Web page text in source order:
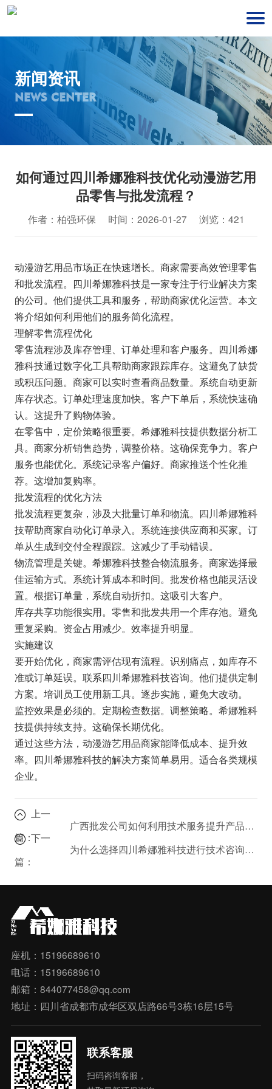
新闻资讯
NEWS CENTER
如何通过四川希娜雅科技优化动漫游艺用
品零售与批发流程？
作者：柏强环保 时间：2026-01-27 浏览：421
动漫游艺用品市场正在快速增长。商家需要高效管理零售
和批发流程。四川希娜雅科技是一家专注于行业解决方案
的公司。他们提供工具和服务，帮助商家优化运营。本文
将介绍如何利用他们的服务简化流程。
理解零售流程优化
零售流程涉及库存管理、订单处理和客户服务。四川希娜
雅科技通过数字化工具帮助商家跟踪库存。这避免了缺货
或积压问题。商家可以实时查看商品数量。系统自动更新
库存状态。订单处理速度加快。客户下单后，系统快速确
认。这提升了购物体验。
在零售中，定价策略很重要。希娜雅科技提供数据分析工
具。商家分析销售趋势，调整价格。这确保竞争力。客户
服务也能优化。系统记录客户偏好。商家推送个性化推
荐。这增加复购率。
批发流程的优化方法
批发流程更复杂，涉及大批量订单和物流。四川希娜雅科
技帮助商家自动化订单录入。系统连接供应商和买家。订
单从生成到交付全程跟踪。这减少了手动错误。
物流管理是关键。希娜雅科技整合物流服务。商家选择最
佳运输方式。系统计算成本和时间。批发价格也能灵活设
置。根据订单量，系统自动折扣。这吸引大客户。
库存共享功能很实用。零售和批发共用一个库存池。避免
重复采购。资金占用减少。效率提升明显。
实施建议
要开始优化，商家需评估现有流程。识别痛点，如库存不
准或订单延误。联系四川希娜雅科技咨询。他们提供定制
方案。培训员工使用新工具。逐步实施，避免大改动。
监控效果是必须的。定期检查数据。调整策略。希娜雅科
技提供持续支持。这确保长期优化。
通过这些方法，动漫游艺用品商家能降低成本、提升效
率。四川希娜雅科技的解决方案简单易用。适合各类规模
企业。
上一
篇：
广西批发公司如何利用技术服务提升产品竞争力？案例解析
下一
篇：
为什么选择四川希娜雅科技进行技术咨询？业务范围全解析。
座机：15196689610
电话：15196689610
邮箱：844077458@qq.com
地址：四川省成都市成华区双店路66号3栋16层15号
联系客服
扫码咨询客服，